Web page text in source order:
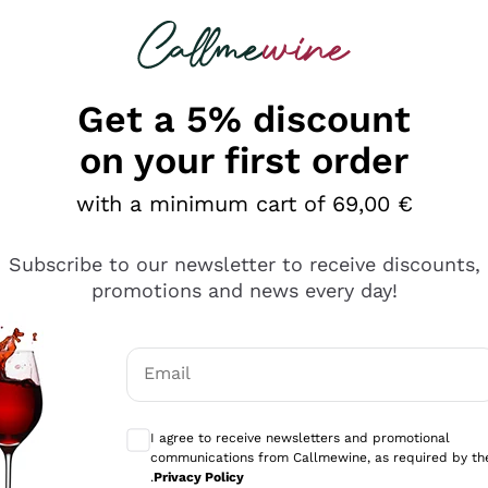
looking for
è male ma secondo me ci sono alternative che
Get a 5% discount
on your first order
with a minimum cart of 69,00 €
Subscribe to our newsletter to receive discounts,
promotions and news every day!
Email
I agree to receive newsletters and promotional
communications from Callmewine, as required by
.Privacy Policy